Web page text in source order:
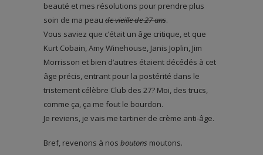
beauté et mes résolutions pour prendre plus
soin de ma peau de vieille de 27 ans.
Vous saviez que c’était un âge critique, et que
Kurt Cobain, Amy Winehouse, Janis Joplin, Jim
Morrisson et bien d’autres étaient décédés à cet
âge précis, entrant pour la postérité dans le
tristement célèbre Club des 27? Moi, des trucs,
comme ça, ça me fout le bourdon.
Je reviens, je vais me tartiner de crème anti-âge.
Bref, revenons à nos boutons moutons.